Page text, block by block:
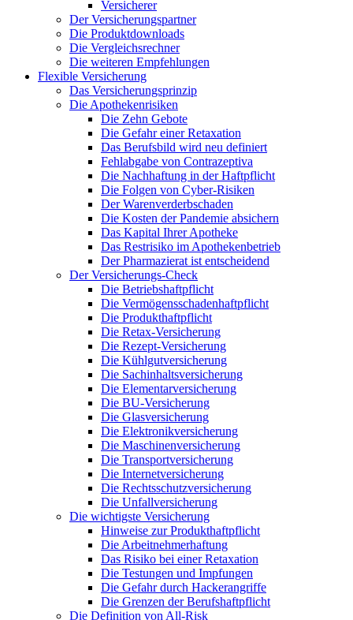
Versicherer
Der Versicherungspartner
Die Produktdownloads
Die Vergleichsrechner
Die weiteren Empfehlungen
Flexible Versicherung
Das Versicherungsprinzip
Die Apothekenrisiken
Die Zehn Gebote
Die Gefahr einer Retaxation
Das Berufsbild wird neu definiert
Fehlabgabe von Contrazeptiva
Die Nachhaftung in der Haftpflicht
Die Folgen von Cyber-Risiken
Der Warenverderbschaden
Die Kosten der Pandemie absichern
Das Kapital Ihrer Apotheke
Das Restrisiko im Apothekenbetrieb
Der Pharmazierat ist entscheidend
Der Versicherungs-Check
Die Betriebshaftpflicht
Die Vermögensschadenhaftpflicht
Die Produkthaftpflicht
Die Retax-Versicherung
Die Rezept-Versicherung
Die Kühlgutversicherung
Die Sachinhaltsversicherung
Die Elementarversicherung
Die BU-Versicherung
Die Glasversicherung
Die Elektronikversicherung
Die Maschinenversicherung
Die Transportversicherung
Die Internetversicherung
Die Rechtsschutzversicherung
Die Unfallversicherung
Die wichtigste Versicherung
Hinweise zur Produkthaftpflicht
Die Arbeitnehmerhaftung
Das Risiko bei einer Retaxation
Die Testungen und Impfungen
Die Gefahr durch Hackerangriffe
Die Grenzen der Berufshaftpflicht
Die Definition von All-Risk